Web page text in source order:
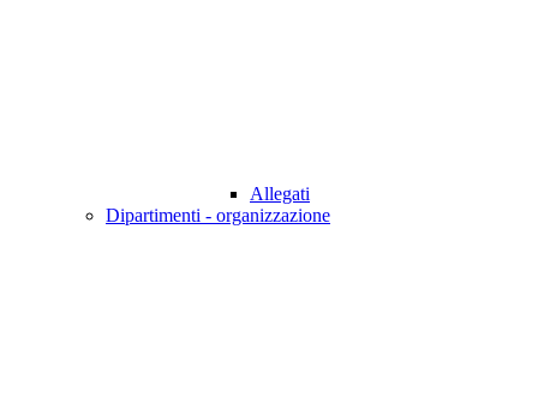
Allegati
Dipartimenti - organizzazione